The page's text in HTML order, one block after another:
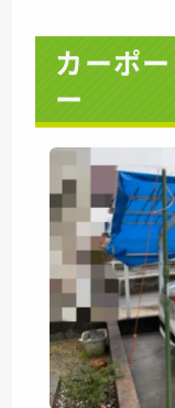
カーポ
ー